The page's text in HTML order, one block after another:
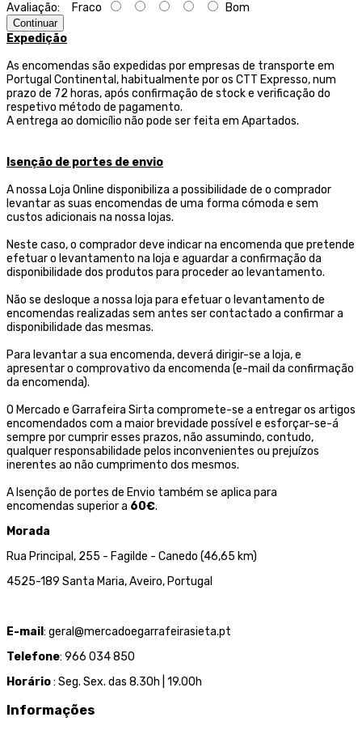
Avaliação: Fraco Bom
Continuar
Expedição
As encomendas são expedidas por empresas de transporte em
Portugal Continental, habitualmente por os CTT Expresso,num
prazo de 72 horas, após confirmação de stock e verificação do
respetivo método de pagamento.
A entrega ao domicílio não pode ser feita em Apartados.
Isenção de portes de envio
A nossa Loja Online disponibiliza a possibilidade de o comprador
levantar as suas encomendas de uma forma cómoda e sem
custos adicionais na nossa lojas.
Neste caso, o comprador deve indicar na encomenda que pretende
efetuar o levantamento na loja e aguardar a confirmação da
disponibilidade dos produtos para proceder ao levantamento.
Não se desloque a nossa loja para efetuar o levantamento de
encomendas realizadas sem antes ser contactado a confirmar a
disponibilidade das mesmas.
Para levantar a sua encomenda, deverá dirigir-se a loja, e
apresentar o comprovativo da encomenda (e-mail da confirmação
da encomenda).
O Mercado e Garrafeira Sirta compromete-se a entregar os artigos
encomendados com a maior brevidade possível e esforçar-se-á
sempre por cumprir esses prazos, não assumindo, contudo,
qualquer responsabilidade pelos inconvenientes ou prejuízos
inerentes ao não cumprimento dos mesmos.
A Isenção de portes de Envio também se aplica para
encomendas superior a 60€.
Morada
Rua Principal, 255 - Fagilde - Canedo (46,65 km)
4525-189 Santa Maria, Aveiro, Portugal
E-mail: geral@mercadoegarrafeirasieta.pt
Telefone: 966 034 850
Horário: Seg. Sex. das 8.30h | 19.00h
Informações